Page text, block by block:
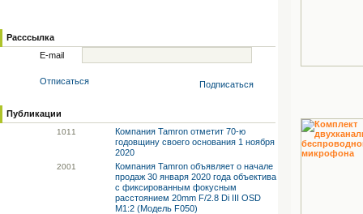
Расссылка
E-mail
Отписаться Подписаться
Публикации
1011
Компания Tamron отметит 70-ю
годовщину своего основания 1 ноября
2020
2001
Компания Tamron объявляет о начале
продаж 30 января 2020 года объектива
с фиксированным фокусным
расстоянием 20mm F/2.8 Di III OSD
M1:2 (Модель F050)